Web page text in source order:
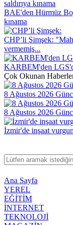
BAE'den Hürmüz
kınama
CHP’li Şimşek:
vermemiş...
KARBEM'den
Çok Okunan
8 Ağustos 2026
8 Ağustos 2026
İzmir'de inşaat
Ana Sayfa
YEREL
EĞİTİM
İNTERNET
TEKNOLOJİ